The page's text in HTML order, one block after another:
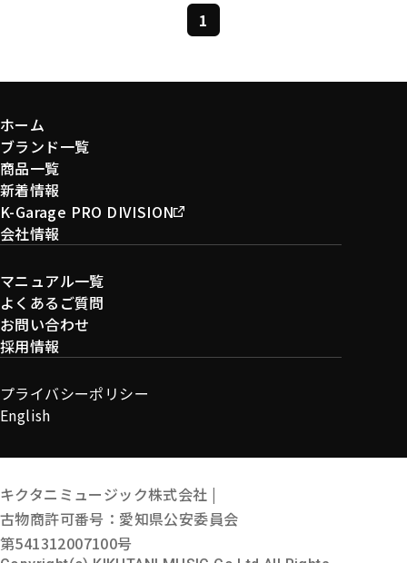
1
ホーム
ブランド一覧
商品一覧
新着情報
K-Garage PRO DIVISION
会社情報
マニュアル一覧
よくあるご質問
お問い合わせ
採用情報
プライバシーポリシー
English
キクタニミュージック株式会社 |
古物商許可番号：愛知県公安委員会
第541312007100号